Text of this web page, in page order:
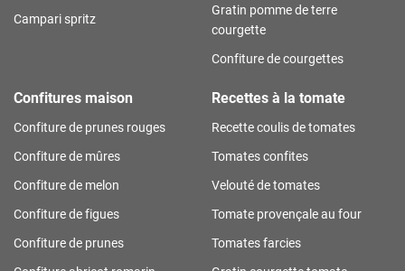
Campari spritz
Gratin pomme de terre
courgette
Confiture de courgettes
Confitures maison
Confiture de prunes rouges
Confiture de mûres
Confiture de melon
Confiture de figues
Confiture de prunes
Recettes à la tomate
Recette coulis de tomates
Tomates confites
Velouté de tomates
Tomate provençale au four
Tomates farcies